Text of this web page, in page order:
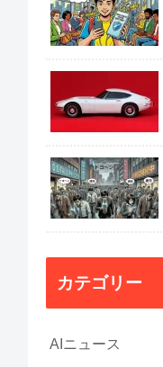
カテゴリー
AIニュース